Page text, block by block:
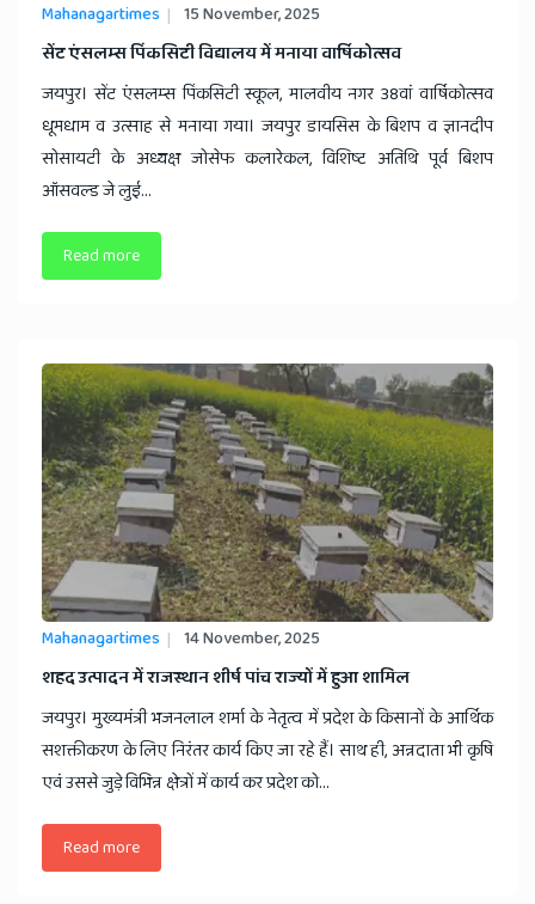
Mahanagartimes 15 November, 2025
सेंट एंसलम्स पिंकसिटी विद्यालय में मनाया वार्षिकोत्सव
जयपुर। सेंट एंसलम्स पिंकसिटी स्कूल, मालवीय नगर 38वां वार्षिकोत्सव
धूमधाम व उत्साह से मनाया गया। जयपुर डायसिस के बिशप व ज्ञानदीप
सोसायटी के अध्यक्ष जोसेफ कलारेकल, विशिष्ट अतिथि पूर्व बिशप
ऑसवल्ड जे लुई...
Read more
Mahanagartimes 14 November, 2025
शहद उत्पादन में राजस्थान शीर्ष पांच राज्यों में हुआ शामिल
जयपुर। मुख्यमंत्री भजनलाल शर्मा के नेतृत्व में प्रदेश के किसानों के आर्थिक
सशक्तीकरण के लिए निरंतर कार्य किए जा रहे हैं। साथ ही, अन्नदाता भी कृषि
एवं उससे जुड़े विभिन्न क्षेत्रों में कार्य कर प्रदेश को...
Read more